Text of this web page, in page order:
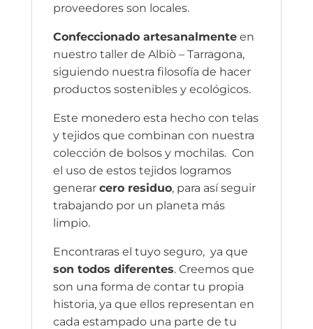
proveedores son locales.
Confeccionado artesanalmenteen
nuestro taller de Albiò – Tarragona,
siguiendo nuestra filosofía de hacer
productos sostenibles y ecológicos.
Este monedero esta hecho con telas
y tejidos que combinan con nuestra
colección de bolsos y mochilas. Con
el uso de estos tejidos logramos
generar cero residuo, para así seguir
trabajando por un planeta más
limpio.
Encontraras el tuyo seguro, ya que
son todos diferentes. Creemos que
son una forma de contar tu propia
historia, ya que ellos representan en
cada estampado una parte de tu